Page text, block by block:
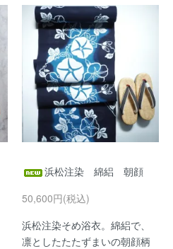
浜松注染 綿絽 朝顔
50,600円(税込)
浜松注染そめ浴衣。綿絽で、
凛としたたたずまいの朝顔柄